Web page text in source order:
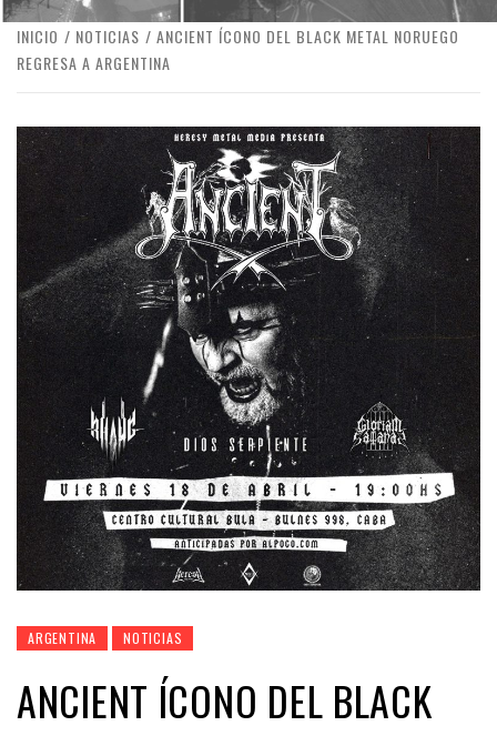
INICIO NOTICIAS
ANCIENT ÍCONO DEL BLACK METAL NORUEGO
REGRESA A ARGENTINA
ARGENTINA NOTICIAS
ANCIENT ÍCONO DEL BLACK